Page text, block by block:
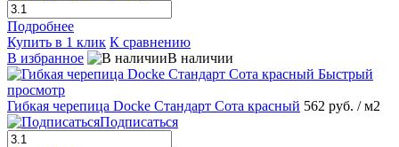
Подробнее
Купить в 1 клик К сравнению
В избранное
В наличии
Быстрый
просмотр
Гибкая черепица Docke Стандарт Сота красный 562 руб. / м2
Подписаться